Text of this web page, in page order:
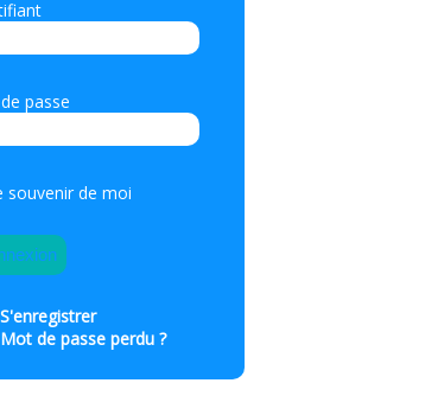
passe
souvenir de moi
S'enregistrer
Mot de passe perdu ?